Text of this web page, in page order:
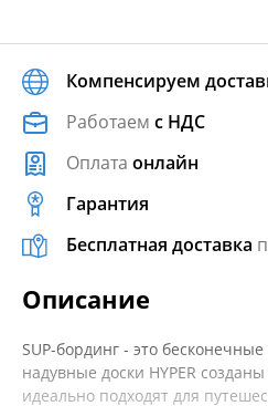
Компенсируем
Работаем с НДС
Оплата онлайн
Гарантия
Бесплатная доставка
Описание
SUP-бординг - это
надувные доски HYPER
идеально подходят для